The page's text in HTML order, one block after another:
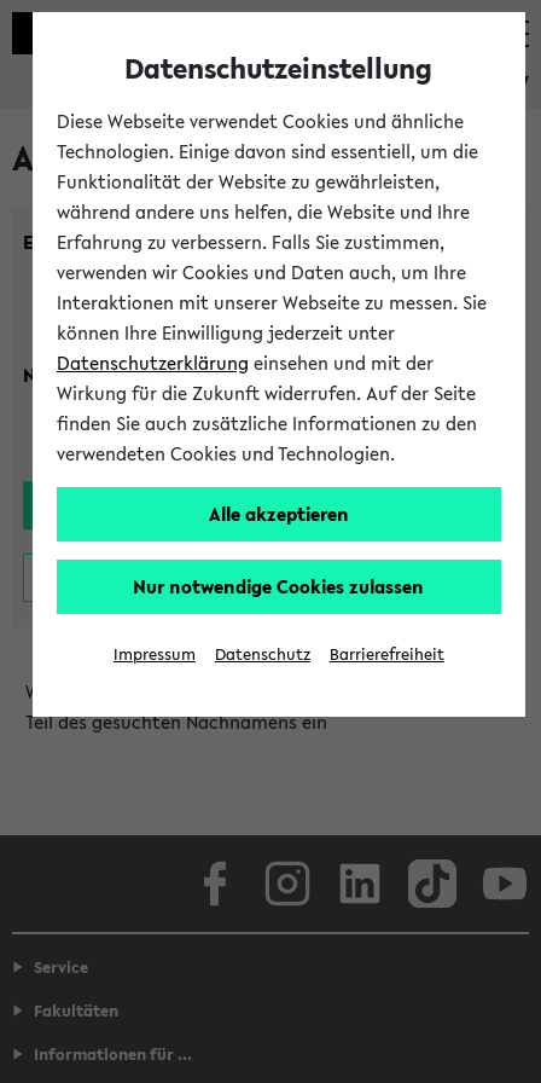
eKVV
Alle Lehrenden
Einrichtung:
Nachname:
Wählen Sie die Einrichtung aus und/oder geben Sie einen
Teil des gesuchten Nachnamens ein
Service
Fakultäten
Informationen für ...
Datenschutzeinstellung
Diese Webseite verwendet Cookies und ähnliche
Technologien. Einige davon sind essentiell, um die
Funktionalität der Website zu gewährleisten,
während andere uns helfen, die Website und Ihre
Erfahrung zu verbessern. Falls Sie zustimmen,
verwenden wir Cookies und Daten auch, um Ihre
Interaktionen mit unserer Webseite zu messen. Sie
können Ihre Einwilligung jederzeit unter
Datenschutzerklärung einsehen und mit der
Wirkung für die Zukunft widerrufen. Auf der Seite
finden Sie auch zusätzliche Informationen zu den
verwendeten Cookies und Technologien.
Alle akzeptieren
Nur notwendige Cookies zulassen
Impressum Datenschutz Barrierefreiheit